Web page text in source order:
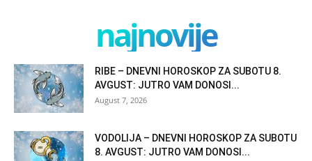
najnovije
RIBE – DNEVNI HOROSKOP ZA SUBOTU 8.
AVGUST: JUTRO VAM DONOSI...
August 7, 2026
VODOLIJA – DNEVNI HOROSKOP ZA SUBOTU
8. AVGUST: JUTRO VAM DONOSI...